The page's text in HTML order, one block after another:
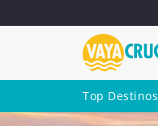
Top Destinos